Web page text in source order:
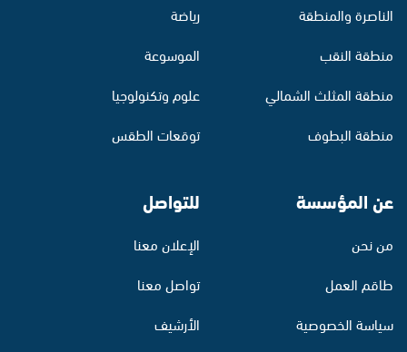
الناصرة والمنطقة
منطقة النقب
منطقة المثلث الشمالي
منطقة البطوف
رياضة
الموسوعة
علوم وتكنولوجيا
توقعات الطقس
عن المؤسسة
من نحن
طاقم العمل
سياسة الخصوصية
للتواصل
الإعلان معنا
تواصل معنا
الأرشيف